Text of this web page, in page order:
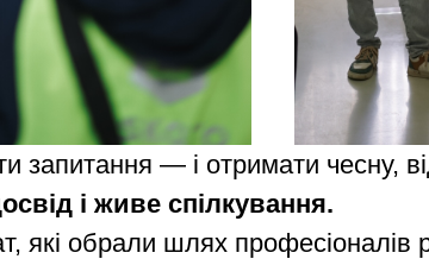
запитання — і отримати чесну,
і живе спілкування.
які обрали шлях професіоналів